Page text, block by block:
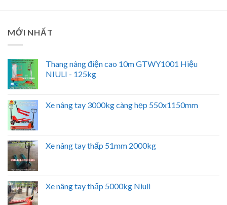
MỚI NHẤT
Thang nâng điện cao 10m GTWY1001 Hiệu
NIULI - 125kg
Xe nâng tay 3000kg càng hẹp 550x1150mm
Xe nâng tay thấp 51mm 2000kg
Xe nâng tay thấp 5000kg Niuli